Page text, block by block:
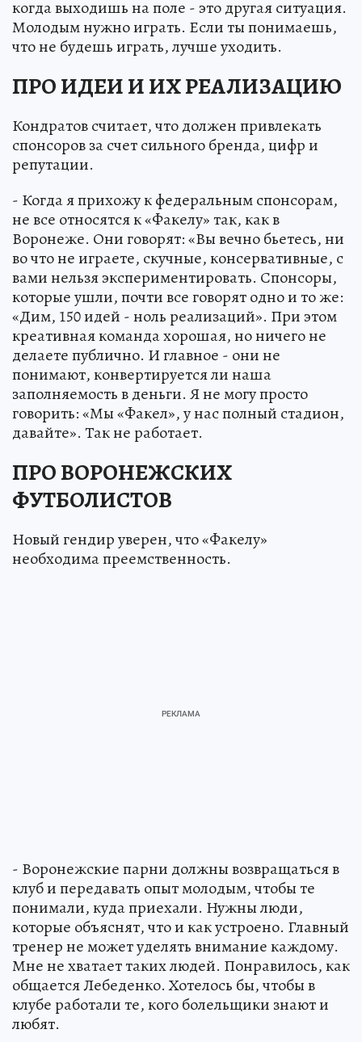
когда выходишь на поле - это другая ситуация.
Молодым нужно играть. Если ты понимаешь,
что не будешь играть, лучше уходить.
ПРО ИДЕИ И ИХ РЕАЛИЗАЦИЮ
Кондратов считает, что должен привлекать
спонсоров за счет сильного бренда, цифр и
репутации.
- Когда я прихожу к федеральным спонсорам,
не все относятся к «Факелу» так, как в
Воронеже. Они говорят: «Вы вечно бьетесь, ни
во что не играете, скучные, консервативные, с
вами нельзя экспериментировать. Спонсоры,
которые ушли, почти все говорят одно и то же:
«Дим, 150 идей - ноль реализаций». При этом
креативная команда хорошая, но ничего не
делаете публично. И главное - они не
понимают, конвертируется ли наша
заполняемость в деньги. Я не могу просто
говорить: «Мы «Факел», у нас полный стадион,
давайте». Так не работает.
ПРО ВОРОНЕЖСКИХ
ФУТБОЛИСТОВ
Новый гендир уверен, что «Факелу»
необходима преемственность.
- Воронежские парни должны возвращаться в
клуб и передавать опыт молодым, чтобы те
понимали, куда приехали. Нужны люди,
которые объяснят, что и как устроено. Главный
тренер не может уделять внимание каждому.
Мне не хватает таких людей. Понравилось, как
общается Лебеденко. Хотелось бы, чтобы в
клубе работали те, кого болельщики знают и
любят.